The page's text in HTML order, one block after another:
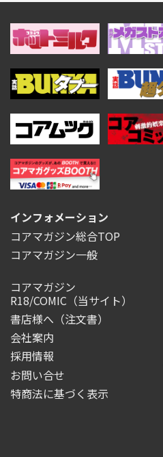
インフォメーション
コアマガジン総合TOP
コアマガジン一般
コアマガジン
R18/COMIC （当サイト）
書店様へ（注文書）
会社案内
採用情報
お問い合せ
特商法に基づく表示